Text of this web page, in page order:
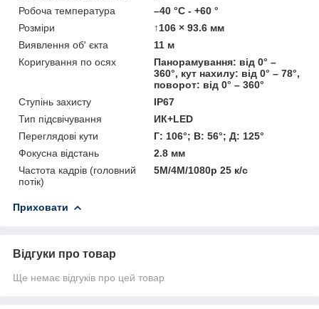
Робоча температура
–40 °C - +60 °
Розміри
↑106 × 93.6 мм
Виявлення об' єкта
11 м
Коригування по осях
Панорамування: від 0° –
360°, кут нахилу: від 0° – 78°,
поворот: від 0° – 360°
Ступінь захисту
IP67
Тип підсвічування
ИК+LED
Переглядові кути
Г: 106°; В: 56°; Д: 125°
Фокусна відстань
2.8 мм
Частота кадрів (головний
потік)
5M/4М/1080p 25 к/с
Приховати
Відгуки про товар
Ще немає відгуків про цей товар